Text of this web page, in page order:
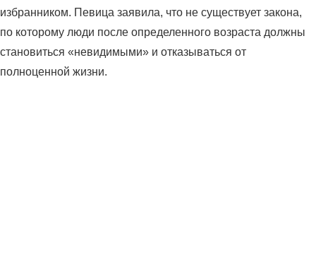
избранником. Певица заявила, что не существует закона,
по которому люди после определенного возраста должны
становиться «невидимыми» и отказываться от
полноценной жизни.